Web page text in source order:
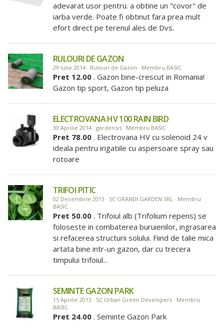
adevarat usor pentru. a obtine un "covor" de
iarba verde. Poate fi obtinut fara prea mult
efort direct pe terenul ales de Dvs.
RULOURI DE GAZON
29 Iulie 2014 · Rulouri de Gazon · Membru BASIC
Pret 12.00 . Gazon bine-crescut in Romania!
Gazon tip sport, Gazon tip peluza
ELECTROVANA HV 100 RAIN BIRD
30 Aprilie 2014 · gardensis · Membru BASIC
Pret 78.00 . Electrovana HV cu solenoid 24 v
ideala pentru irigatiile cu aspersoare spray sau
rotoare
TRIFOI PITIC
02 Decembrie 2013 · SC GRANDI GARDEN SRL · Membru
BASIC
Pret 50.00 . Trifoiul alb (Trifolium repens) se
foloseste in combaterea buruienilor, ingrasarea
si refacerea structurii solului. Fiind de talie mica
artata bine intr-un gazon, dar cu trecera
timpului trifoiul...
SEMINTE GAZON PARK
15 Aprilie 2013 · SC Urban Green Developers · Membru
BASIC
Pret 24.00 . Seminte Gazon Park